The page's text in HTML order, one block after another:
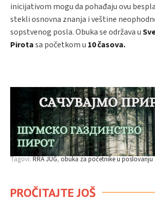
inicijativom mogu da pohađaju ovu
stekli osnovna znanja i veštine
sopstvenog posla. Obuka se održava u
Pirotasa početkom u 10 časova.
Tagovi:RRA JUG obuka za početnike u poslovanju
PROČITAJTE JOŠ